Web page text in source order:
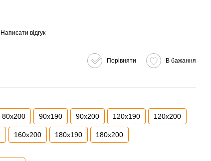
Написати відгук
Порівняти В бажання
80x200 90x190 90x200 120x190 120x200
160x200 180x190 180x200